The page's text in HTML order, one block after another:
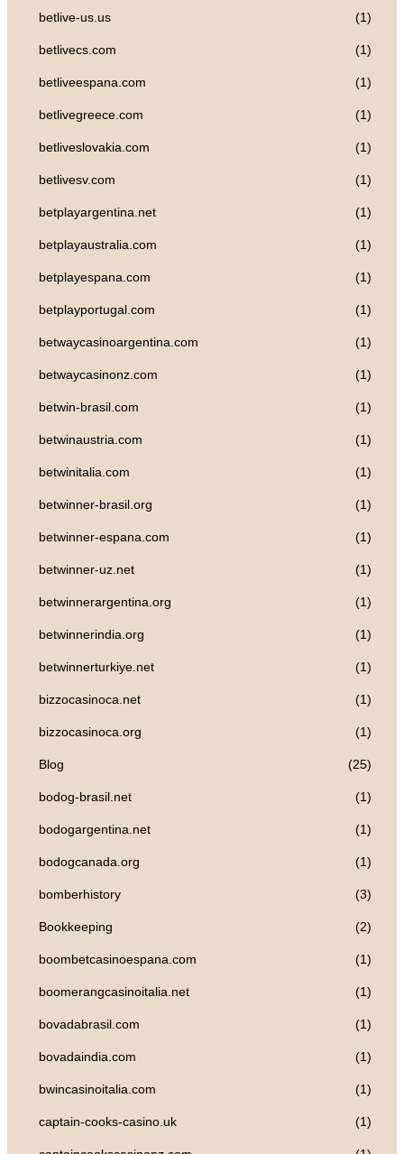
betlive-us.us (1)
betlivecs.com (1)
betliveespana.com (1)
betlivegreece.com (1)
betliveslovakia.com (1)
betlivesv.com (1)
betplayargentina.net (1)
betplayaustralia.com (1)
betplayespana.com (1)
betplayportugal.com (1)
betwaycasinoargentina.com (1)
betwaycasinonz.com (1)
betwin-brasil.com (1)
betwinaustria.com (1)
betwinitalia.com (1)
betwinner-brasil.org (1)
betwinner-espana.com (1)
betwinner-uz.net (1)
betwinnerargentina.org (1)
betwinnerindia.org (1)
betwinnerturkiye.net (1)
bizzocasinoca.net (1)
bizzocasinoca.org (1)
Blog (25)
bodog-brasil.net (1)
bodogargentina.net (1)
bodogcanada.org (1)
bomberhistory (3)
Bookkeeping (2)
boombetcasinoespana.com (1)
boomerangcasinoitalia.net (1)
bovadabrasil.com (1)
bovadaindia.com (1)
bwincasinoitalia.com (1)
captain-cooks-casino.uk (1)